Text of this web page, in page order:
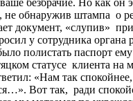
ваше безбрачие. Но как он
не обнаружив штампа о
документ, «слупив»
у сотрудника органа
полистать паспорт
статусе клиента на
«Нам так
Вот так, ради